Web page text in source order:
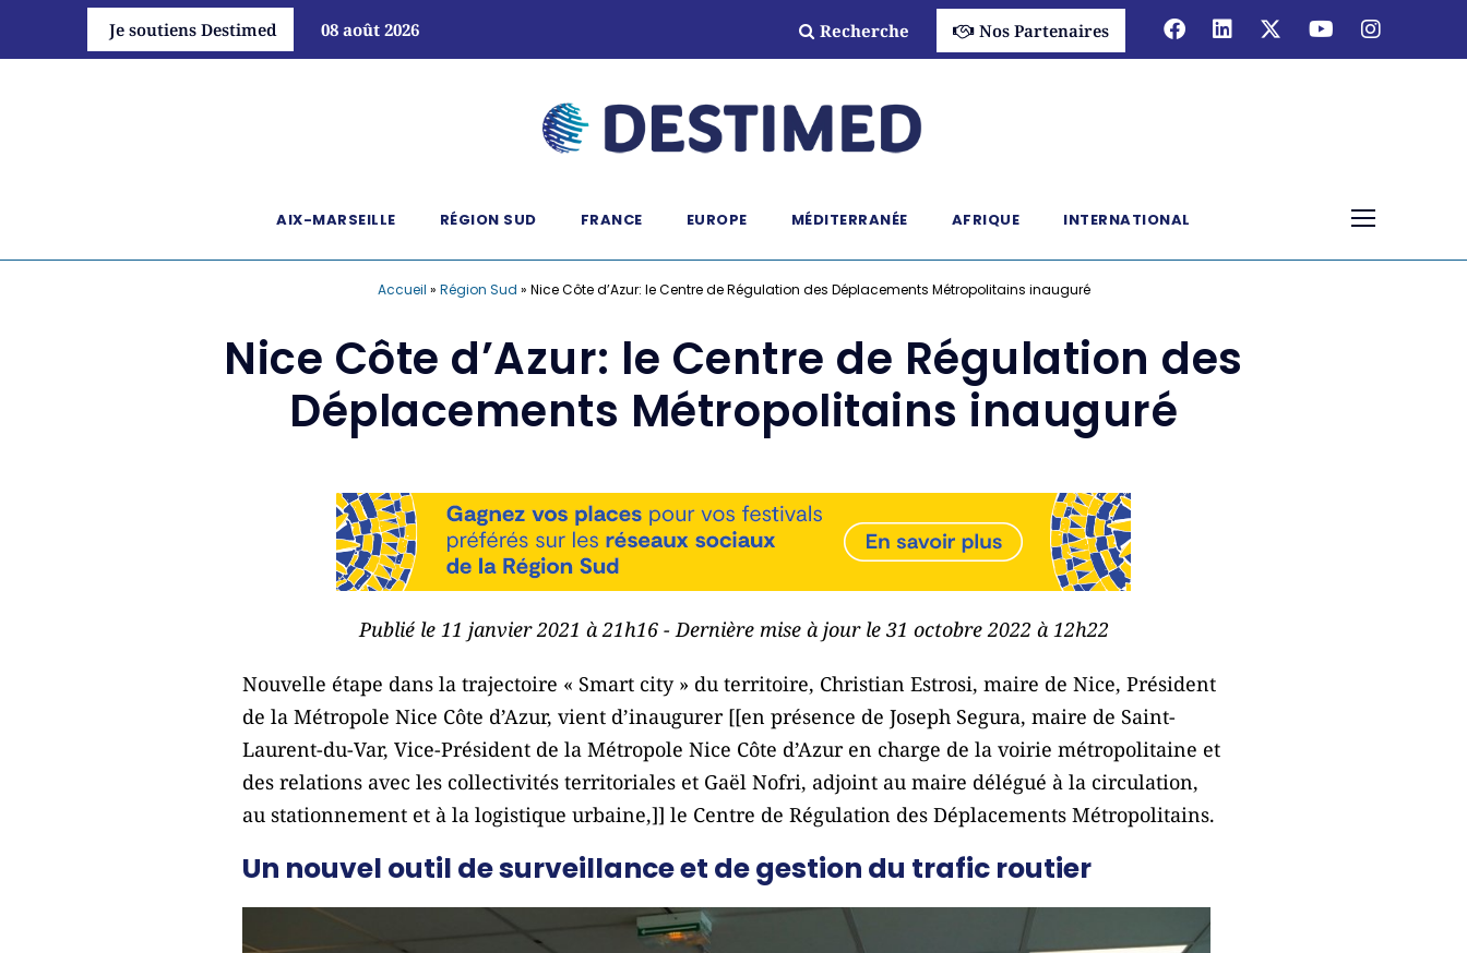
Je soutiens Destimed 08 août 2026 Recherche Nos Partenaires
AIX-MARSEILLE RÉGION SUD FRANCE EUROPE MÉDITERRANÉE AFRIQUE INTERNATIONAL
Accueil » Région Sud » Nice Côte d’Azur: le Centre de Régulation des Déplacements Métropolitains inauguré
Nice Côte d’Azur: le Centre de Régulation des
Déplacements Métropolitains inauguré
Publié le 11 janvier 2021 à 21h16 - Dernière mise à jour le 31 octobre 2022 à 12h22
Nouvelle étape dans la trajectoire « Smart city » du territoire, Christian Estrosi, maire de Nice, Président
de la Métropole Nice Côte d’Azur, vient d’inaugurer [[en présence de Joseph Segura, maire de Saint-
Laurent-du-Var, Vice-Président de la Métropole Nice Côte d’Azur en charge de la voirie métropolitaine et
des relations avec les collectivités territoriales et Gaël Nofri, adjoint au maire délégué à la circulation,
au stationnement et à la logistique urbaine,]] le Centre de Régulation des Déplacements Métropolitains.
Un nouvel outil de surveillance et de gestion du trafic routier